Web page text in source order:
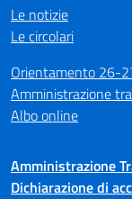
Le notizie
Le circolari
Orientamento 26-
Amministrazione
Albo online
Amministrazione
Dichiarazione di